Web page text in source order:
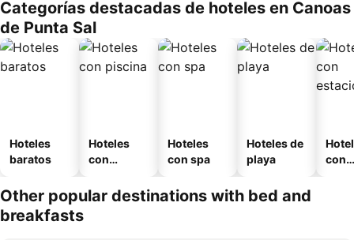
Categorías destacadas de hoteles en Canoas
de Punta Sal
Hoteles
baratos
Hoteles
con
Hoteles
con spa
Hoteles de
playa
con
Other popular destinations with bed and
breakfasts